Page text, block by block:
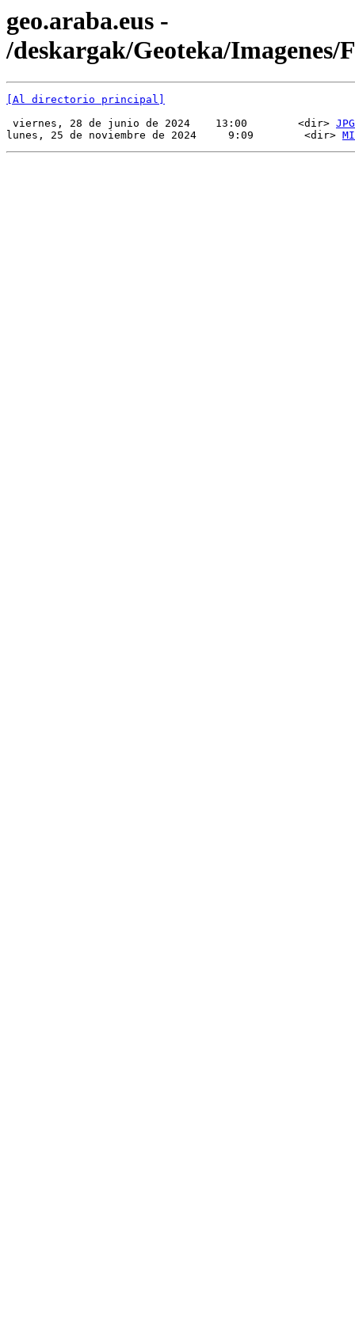
geo.araba.eus -
/deskargak/Geoteka/Imagenes/
[Al directorio principal]
viernes, 28 de junio de 2024    13:00        <dir> JPG
lunes, 25 de noviembre de 2024     9:09        <dir>